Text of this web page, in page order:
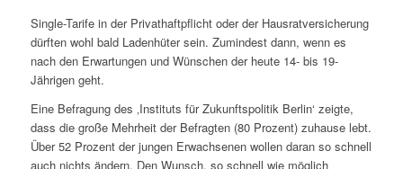
Single-Tarife in der Privathaftpflicht oder der Hausratversicherung
dürften wohl bald Ladenhüter sein. Zumindest dann, wenn es
nach den Erwartungen und Wünschen der heute 14- bis 19-
Jährigen geht.
Eine Befragung des ‚Instituts für Zukunftspolitik Berlin‘ zeigte,
dass die große Mehrheit der Befragten (80 Prozent) zuhause lebt.
Über 52 Prozent der jungen Erwachsenen wollen daran so schnell
auch nichts ändern. Den Wunsch, so schnell wie möglich